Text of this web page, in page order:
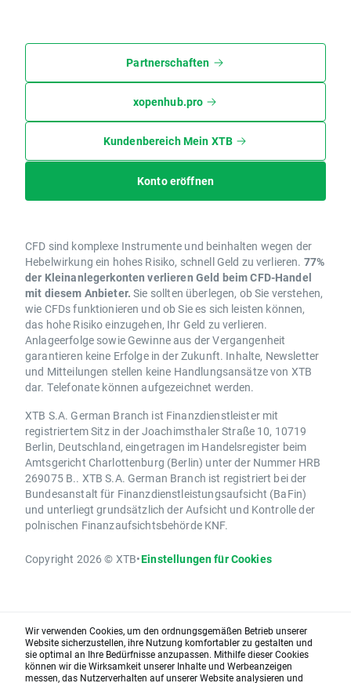
Partnerschaften
xopenhub.pro
Kundenbereich Mein XTB
Konto eröffnen
CFD sind komplexe Instrumente und beinhalten wegen der
Hebelwirkung ein hohes Risiko, schnell Geld zu verlieren. 77%
der Kleinanlegerkonten verlieren Geld beim CFD-Handel
mit diesem Anbieter. Sie sollten überlegen, ob Sie verstehen,
wie CFDs funktionieren und ob Sie es sich leisten können,
das hohe Risiko einzugehen, Ihr Geld zu verlieren.
Anlageerfolge sowie Gewinne aus der Vergangenheit
garantieren keine Erfolge in der Zukunft. Inhalte, Newsletter
und Mitteilungen stellen keine Handlungsansätze von XTB
dar. Telefonate können aufgezeichnet werden.
XTB S.A. German Branch ist Finanzdienstleister mit
registriertem Sitz in der Joachimsthaler Straße 10, 10719
Berlin, Deutschland, eingetragen im Handelsregister beim
Amtsgericht Charlottenburg (Berlin) unter der Nummer HRB
269075 B.. XTB S.A. German Branch ist registriert bei der
Bundesanstalt für Finanzdienstleistungsaufsicht (BaFin)
und unterliegt grundsätzlich der Aufsicht und Kontrolle der
polnischen Finanzaufsichtsbehörde KNF.
Copyright 2026 © XTB•Einstellungen für Cookies
Wir verwenden Cookies, um den ordnungsgemäßen Betrieb unserer
Website sicherzustellen, ihre Nutzung komfortabler zu gestalten und
sie optimal an Ihre Bedürfnisse anzupassen. Mithilfe dieser Cookies
können wir die Wirksamkeit unserer Inhalte und Werbeanzeigen
messen, das Nutzerverhalten auf unserer Website analysieren und